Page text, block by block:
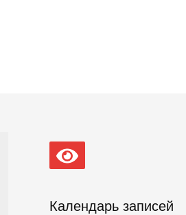
Календарь записей